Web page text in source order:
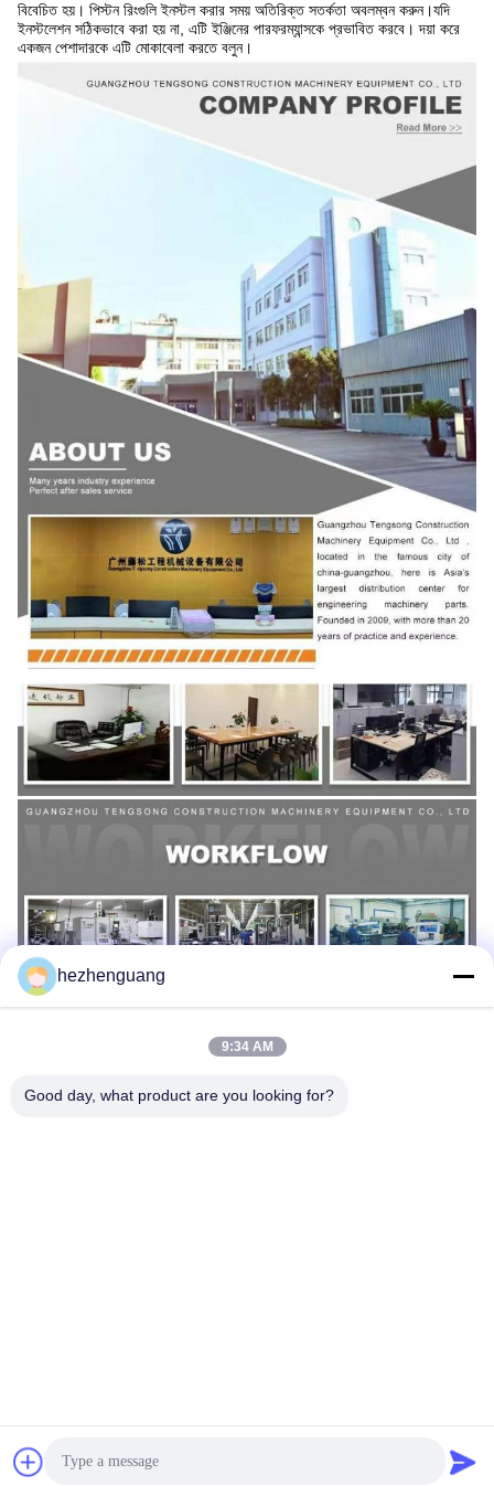
বিবেচিত হয়। পিস্টন রিংগুলি ইনস্টল করার সময় অতিরিক্ত সতর্কতা অবলম্বন করুন।যদি
ইনস্টলেশন সঠিকভাবে করা হয় না, এটি ইঞ্জিনের পারফরম্যান্সকে প্রভাবিত করবে। দয়া করে
একজন পেশাদারকে এটি মোকাবেলা করতে বলুন।
hezhenguang
9:34 AM
Good day, what product are you looking for?